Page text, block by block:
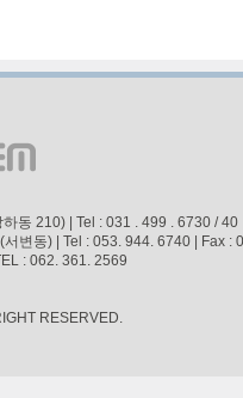
동 210) | Tel : 031 . 499 . 6730 /
변동) | Tel : 053. 944. 6740 | Fax
: 062. 361. 2569
RESERVED.